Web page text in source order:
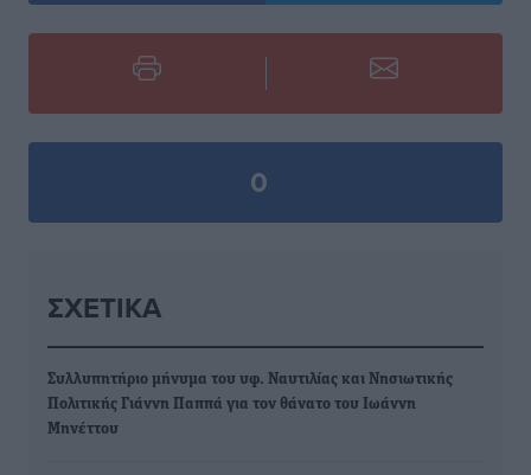
0
ΣΧΕΤΙΚΆ
Συλλυπητήριο μήνυμα του υφ. Ναυτιλίας και Νησιωτικής
Πολιτικής Γιάννη Παππά για τον θάνατο του Ιωάννη
Μηνέττου